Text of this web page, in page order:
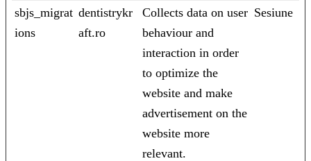
sbjs_migrat
ions
dentistrykr
aft.ro
Collects data on user
behaviour and
interaction in order
to optimize the
website and make
advertisement on the
website more
relevant.
Sesiune